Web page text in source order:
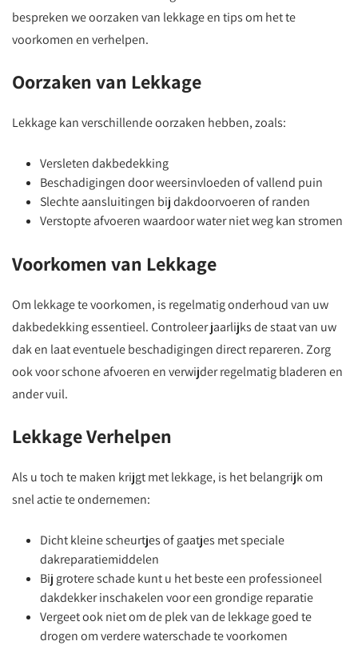
bespreken we oorzaken van lekkage en tips om het te
voorkomen en verhelpen.
Oorzaken van Lekkage
Lekkage kan verschillende oorzaken hebben, zoals:
Versleten dakbedekking
Beschadigingen door weersinvloeden of vallend puin
Slechte aansluitingen bij dakdoorvoeren of randen
Verstopte afvoeren waardoor water niet weg kan stromen
Voorkomen van Lekkage
Om lekkage te voorkomen, is regelmatig onderhoud van uw
dakbedekking essentieel. Controleer jaarlijks de staat van uw
dak en laat eventuele beschadigingen direct repareren. Zorg
ook voor schone afvoeren en verwijder regelmatig bladeren en
ander vuil.
Lekkage Verhelpen
Als u toch te maken krijgt met lekkage, is het belangrijk om
snel actie te ondernemen:
Dicht kleine scheurtjes of gaatjes met speciale
dakreparatiemiddelen
Bij grotere schade kunt u het beste een professioneel
dakdekker inschakelen voor een grondige reparatie
Vergeet ook niet om de plek van de lekkage goed te
drogen om verdere waterschade te voorkomen